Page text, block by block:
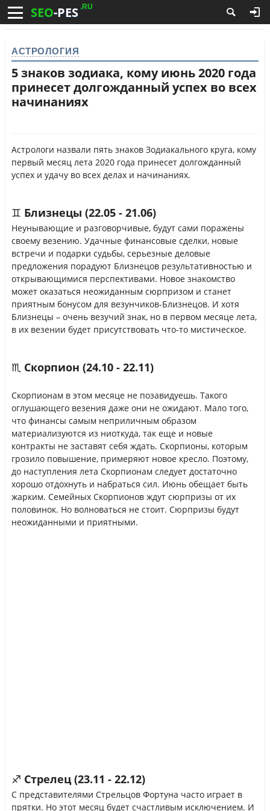
SEO-PES .RU
АСТРОЛОГИЯ
5 знаков зодиака, кому июнь 2020 года
принесет долгожданный успех во всех
начинаниях
Астрологи назвали пять знаков Зодиакального круга, кому
первый месяц лета 2020 года принесет долгожданный
успех и удачу во всех делах и начинаниях.
♊ Близнецы (22.05 - 21.06)
Неунывающие и разговорчивые, будут сами поражены
своему везению. Удачные финансовые сделки, новые
встречи и подарки судьбы, серьезные деловые
предложения порадуют Близнецов результативностью и
открывающимися перспективами. Новое знакомство
может оказаться неожиданным сюрпризом и станет
приятным бонусом для везунчиков-Близнецов. И хотя
Близнецы – очень везучий знак, но в первом месяце лета,
в их везении будет присутствовать что-то мистическое.
♏ Скорпион (24.10 - 22.11)
Скорпионам в этом месяце не позавидуешь. Такого
оглушающего везения даже они не ожидают. Мало того,
что финансы самым неприличным образом
материализуются из ниоткуда, так еще и новые
контракты не заставят себя ждать. Скорпионы, которым
грозило повышение, примеряют новое кресло. Поэтому,
до наступления лета Скорпионам следует достаточно
хорошо отдохнуть и набраться сил. Июнь обещает быть
жарким. Семейных Скорпионов ждут сюрпризы от их
половинок. Но волноваться не стоит. Сюрпризы будут
неожиданными и приятными.
♐ Стрелец (23.11 - 22.12)
С представителями Стрельцов Фортуна часто играет в
прятки. Но этот месяц будет счастливым исключением. И